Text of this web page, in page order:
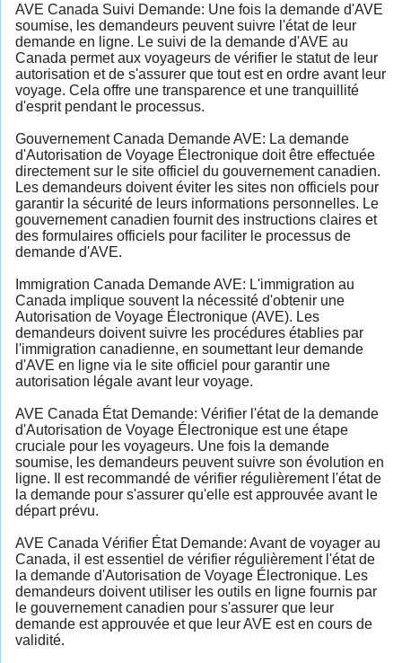
AVE Canada Suivi Demande: Une fois la demande d'AVE
soumise, les demandeurs peuvent suivre l'état de leur
demande en ligne. Le suivi de la demande d'AVE au
Canada permet aux voyageurs de vérifier le statut de leur
autorisation et de s'assurer que tout est en ordre avant leur
voyage. Cela offre une transparence et une tranquillité
d'esprit pendant le processus.
Gouvernement Canada Demande AVE: La demande
d'Autorisation de Voyage Électronique doit être effectuée
directement sur le site officiel du gouvernement canadien.
Les demandeurs doivent éviter les sites non officiels pour
garantir la sécurité de leurs informations personnelles. Le
gouvernement canadien fournit des instructions claires et
des formulaires officiels pour faciliter le processus de
demande d'AVE.
Immigration Canada Demande AVE: L'immigration au
Canada implique souvent la nécessité d'obtenir une
Autorisation de Voyage Électronique (AVE). Les
demandeurs doivent suivre les procédures établies par
l'immigration canadienne, en soumettant leur demande
d'AVE en ligne via le site officiel pour garantir une
autorisation légale avant leur voyage.
AVE Canada État Demande: Vérifier l'état de la demande
d'Autorisation de Voyage Électronique est une étape
cruciale pour les voyageurs. Une fois la demande
soumise, les demandeurs peuvent suivre son évolution en
ligne. Il est recommandé de vérifier régulièrement l'état de
la demande pour s'assurer qu'elle est approuvée avant le
départ prévu.
AVE Canada Vérifier État Demande: Avant de voyager au
Canada, il est essentiel de vérifier régulièrement l'état de
la demande d'Autorisation de Voyage Électronique. Les
demandeurs doivent utiliser les outils en ligne fournis par
le gouvernement canadien pour s'assurer que leur
demande est approuvée et que leur AVE est en cours de
validité.